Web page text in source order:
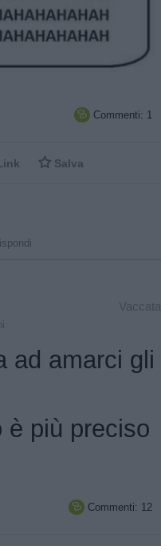
 Commenti: 1
 Salva
Vaccata
ad amarci gli
è più preciso
 Commenti: 12